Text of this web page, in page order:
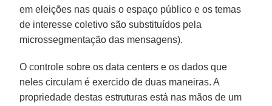
em eleições nas quais o espaço público e os temas
de interesse coletivo são substituídos pela
microssegmentação das mensagens).
O controle sobre os data centers e os dados que
neles circulam é exercido de duas maneiras. A
propriedade destas estruturas está nas mãos de um